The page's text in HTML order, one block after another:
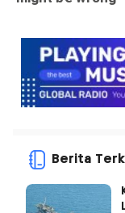
Berita